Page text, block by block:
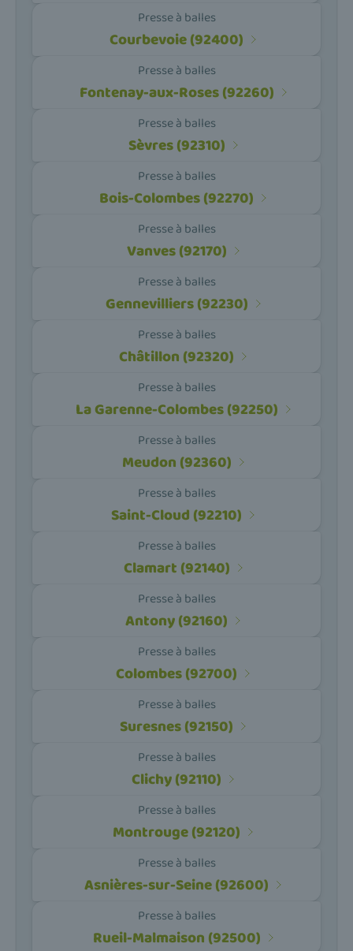
Presse à balles
Courbevoie (92400)
Presse à balles
Fontenay-aux-Roses (92260)
Presse à balles
Sèvres (92310)
Presse à balles
Bois-Colombes (92270)
Presse à balles
Vanves (92170)
Presse à balles
Gennevilliers (92230)
Presse à balles
Châtillon (92320)
Presse à balles
La Garenne-Colombes (92250)
Presse à balles
Meudon (92360)
Presse à balles
Saint-Cloud (92210)
Presse à balles
Clamart (92140)
Presse à balles
Antony (92160)
Presse à balles
Colombes (92700)
Presse à balles
Suresnes (92150)
Presse à balles
Clichy (92110)
Presse à balles
Montrouge (92120)
Presse à balles
Asnières-sur-Seine (92600)
Presse à balles
Rueil-Malmaison (92500)